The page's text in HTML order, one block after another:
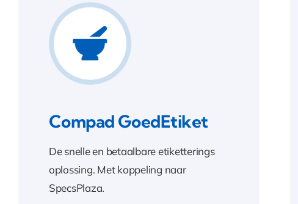
Compad GoedEtiket
De snelle en betaalbare etiketterings
oplossing. Met koppeling naar
SpecsPlaza.